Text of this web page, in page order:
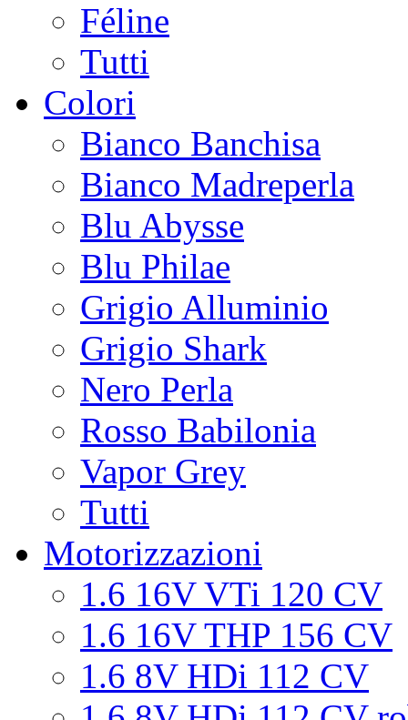
Féline
Tutti
Colori
Bianco Banchisa
Bianco Madreperla
Blu Abysse
Blu Philae
Grigio Alluminio
Grigio Shark
Nero Perla
Rosso Babilonia
Vapor Grey
Tutti
Motorizzazioni
1.6 16V VTi 120 CV
1.6 16V THP 156 CV
1.6 8V HDi 112 CV